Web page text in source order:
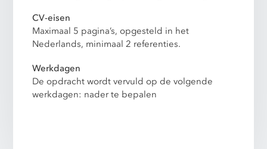
CV-eisen
Maximaal 5 pagina’s, opgesteld in het
Nederlands, minimaal 2 referenties.
Werkdagen
De opdracht wordt vervuld op de volgende
werkdagen: nader te bepalen